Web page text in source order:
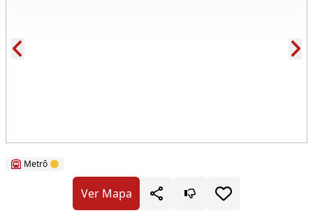
Metrô
Ver Mapa